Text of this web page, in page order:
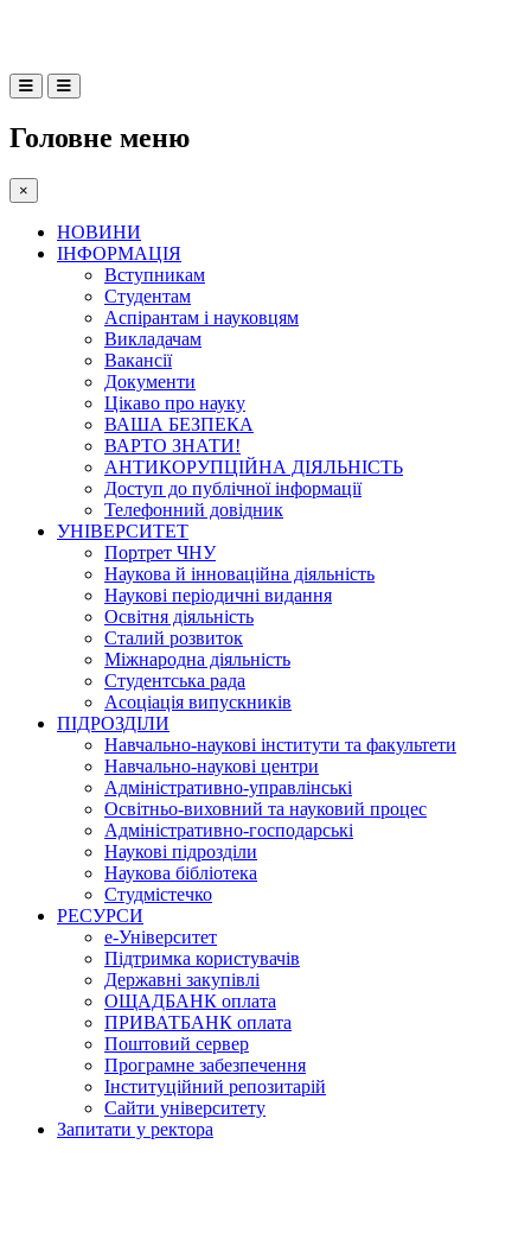
Головне меню
×
НОВИНИ
ІНФОРМАЦІЯ
Вступникам
Студентам
Аспірантам і науковцям
Викладачам
Вакансії
Документи
Цікаво про науку
ВАША БЕЗПЕКА
ВАРТО ЗНАТИ!
АНТИКОРУПЦІЙНА ДІЯЛЬНІСТЬ
Доступ до публічної інформації
Телефонний довідник
УНІВЕРСИТЕТ
Портрет ЧНУ
Наукова й інноваційна діяльність
Наукові періодичні видання
Освітня діяльність
Сталий розвиток
Міжнародна діяльність
Студентська рада
Асоціація випускників
ПІДРОЗДІЛИ
Навчально-наукові інститути та факультети
Навчально-наукові центри
Адміністративно-управлінські
Освітньо-виховний та науковий процес
Адміністративно-господарські
Наукові підрозділи
Наукова бібліотека
Студмістечко
РЕСУРСИ
е-Університет
Підтримка користувачів
Державні закупівлі
ОЩАДБАНК оплата
ПРИВАТБАНК оплата
Поштовий сервер
Програмне забезпечення
Інституційний репозитарій
Сайти університету
Запитати у ректора